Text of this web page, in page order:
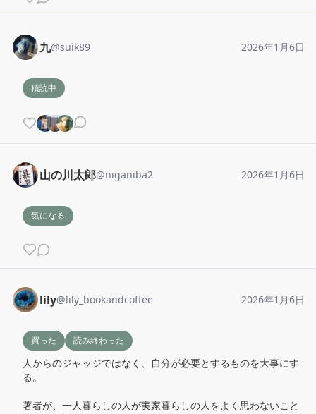
九@suik89 2026年1月6日
積読中
山の川太郎@niganiba2 2026年1月6日
気になる
lily@lily_bookandcoffee 2026年1月6日
買った 読み終わった
人からのジャッジではなく、自分が必要とするものを大事にす
る。
著者が、一人暮らしの人が実家暮らしの人をよく思わないこと